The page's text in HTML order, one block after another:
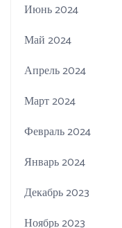
Июнь 2024
Май 2024
Апрель 2024
Март 2024
Февраль 2024
Январь 2024
Декабрь 2023
Ноябрь 2023